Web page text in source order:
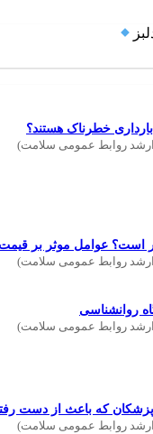
خطرناک هستند؟
روابط عمومی سلامت)
است؟ عوامل موثر بر
روابط عمومی سلامت)
روانشناسی
روابط عمومی سلامت)
روابط عمومی سلامت)